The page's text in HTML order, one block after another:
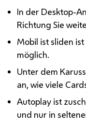
In der Desktop-
Richtung Sie
Mobil ist sliden
möglich.
Unter dem
an, wie viele
Autoplay ist
und nur in